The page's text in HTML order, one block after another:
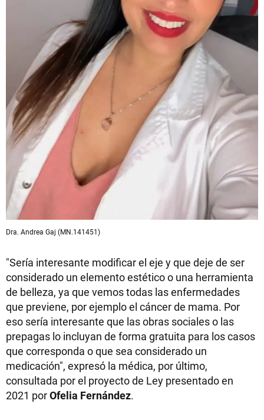
Dra. Andrea Gaj (MN.141451)
"Sería interesante modificar el eje y que deje de ser
considerado un elemento estético o una herramienta
de belleza, ya que vemos todas las enfermedades
que previene, por ejemplo el cáncer de mama. Por
eso sería interesante que las obras sociales o las
prepagas lo incluyan de forma gratuita para los casos
que corresponda o que sea considerado un
medicación", expresó la médica, por último,
consultada por el proyecto de Ley presentado en
2021 porOfelia Fernández.